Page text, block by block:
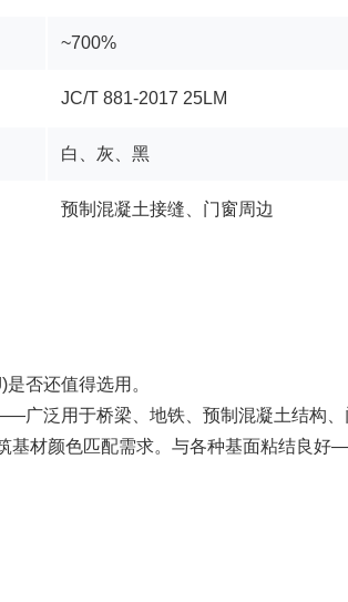
~700%
JC/T 881-2017 25LM
白、灰、黑
预制混凝土接缝、门窗周边
否还值得选用。
广泛用于桥梁、地铁、预制混凝土结构
材颜色匹配需求。与各种基面粘结良